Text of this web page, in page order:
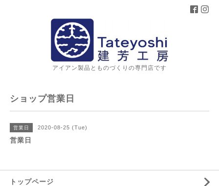
アイアン製品とものづくりの専門店です
ショップ営業日
営業日 2020-08-25 (Tue)
営業日
トップページ